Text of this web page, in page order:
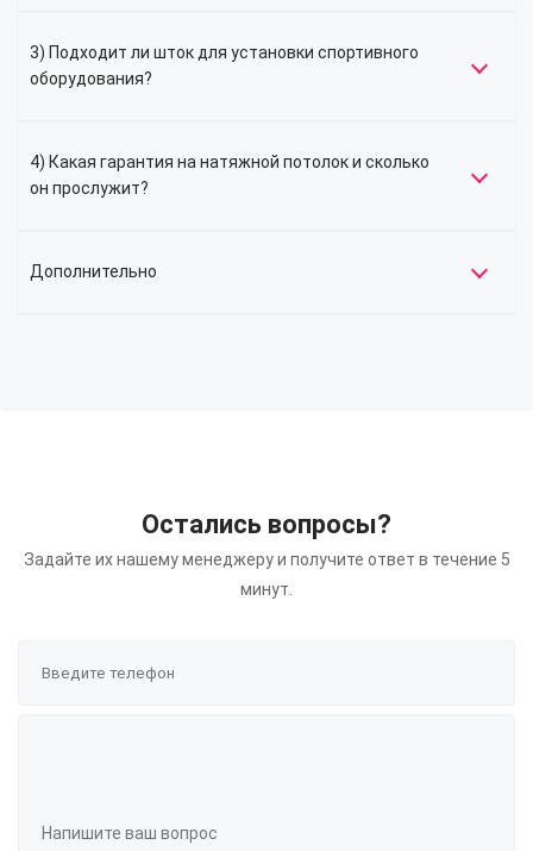
3) Подходит ли шток для установки спортивного
оборудования?
4) Какая гарантия на натяжной потолок и сколько
он прослужит?
Дополнительно
Остались вопросы?
Задайте их нашему менеджеру и получите ответ в течение 5
минут.